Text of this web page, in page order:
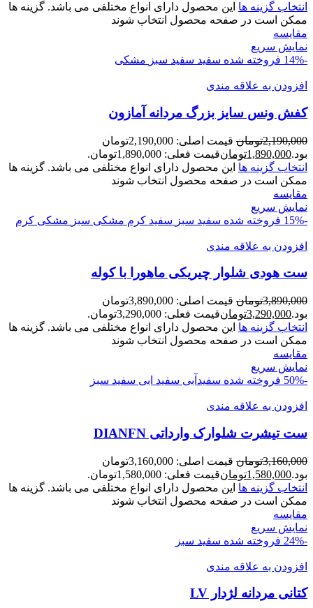
انتخاب گزینه ها این محصول دارای انواع مختلفی می باشد. گزینه ها
ممکن است در صفحه محصول انتخاب شوند
مقايسه
نمایش سریع
-14%
فروخته شده سفید سفید سبز مشکی
افزودن به علاقه مندی
کفش ونس سايز بزرگ مردانه آمازون
2,190,000تومان
قیمت اصلی: 2,190,000تومان
بود.1,890,000تومانقیمت فعلی: 1,890,000تومان.
انتخاب گزینه ها این محصول دارای انواع مختلفی می باشد. گزینه ها
ممکن است در صفحه محصول انتخاب شوند
مقايسه
نمایش سریع
-15%
فروخته شده سفید سبز سفید کرم مشکی سبز مشکی کرم
افزودن به علاقه مندی
ست هودی شلوار چيريکی ماهورا با کوله
3,890,000تومان
قیمت اصلی: 3,890,000تومان
بود.3,290,000تومانقیمت فعلی: 3,290,000تومان.
انتخاب گزینه ها این محصول دارای انواع مختلفی می باشد. گزینه ها
ممکن است در صفحه محصول انتخاب شوند
مقايسه
نمایش سریع
-50%
فروخته شده سفیدآبی سفید ابی سفید سبز
افزودن به علاقه مندی
ست تیشرت شلوارک وارداتی DIANFN
3,160,000تومان
قیمت اصلی: 3,160,000تومان
بود.1,580,000تومانقیمت فعلی: 1,580,000تومان.
انتخاب گزینه ها این محصول دارای انواع مختلفی می باشد. گزینه ها
ممکن است در صفحه محصول انتخاب شوند
مقايسه
نمایش سریع
-24%
فروخته شده سفید سبز
افزودن به علاقه مندی
کتانی مردانه لژدار LV